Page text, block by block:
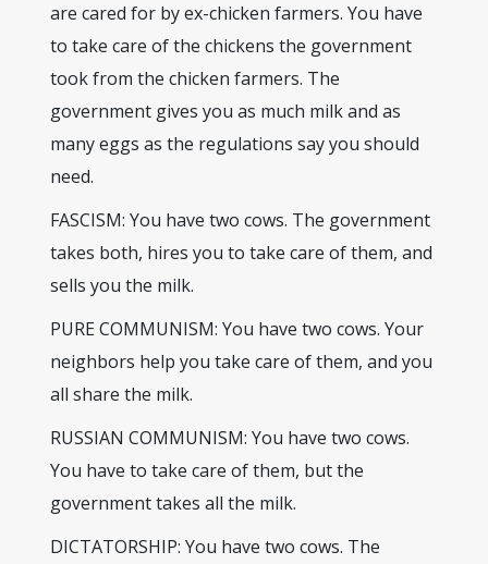
are cared for by ex-chicken farmers. You have
to take care of the chickens the government
took from the chicken farmers. The
government gives you as much milk and as
many eggs as the regulations say you should
need.
FASCISM: You have two cows. The government
takes both, hires you to take care of them, and
sells you the milk.
PURE COMMUNISM: You have two cows. Your
neighbors help you take care of them, and you
all share the milk.
RUSSIAN COMMUNISM: You have two cows.
You have to take care of them, but the
government takes all the milk.
DICTATORSHIP: You have two cows. The